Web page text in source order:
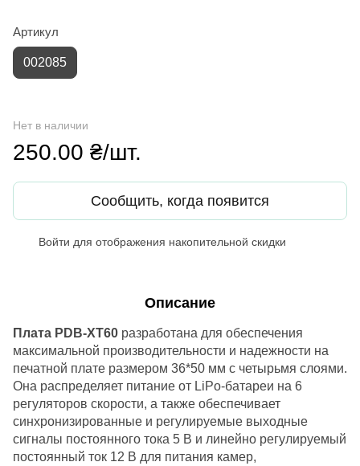
Артикул
002085
Нет в наличии
250.00 ₴/шт.
Сообщить, когда появится
Войти для отображения накопительной скидки
Описание
Плата PDB-XT60 разработана для обеспечения
максимальной производительности и надежности на
печатной плате размером 36*50 мм с четырьмя слоями.
Она распределяет питание от LiPo-батареи на 6
регуляторов скорости, а также обеспечивает
синхронизированные и регулируемые выходные
сигналы постоянного тока 5 В и линейно регулируемый
постоянный ток 12 В для питания камер,